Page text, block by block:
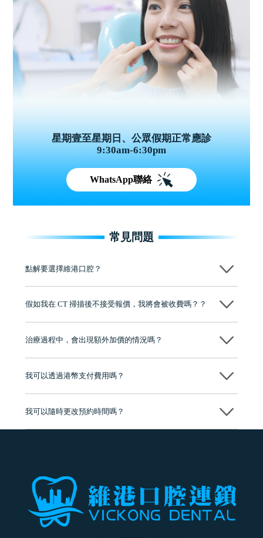
星期壹至星期日、公眾假期正常應診
9:30am-6:30pm
WhatsApp聯絡
常見問題
點解要選擇維港口腔？
維港口腔踐行「醫道濟世」的大學校訓，各分院匯聚來自香港、內地的
牌」、「2025香港企業領袖品牌」，是諾貝爾種植系統全球放心植牙中
至今已服務超過三十個國家和地區的顧客，受到粵港澳大灣區及周邊城
市市民極高的口碑評價及信任推薦 珠海、深圳設有八大分院，香港亦設
有咨詢及服務保障中心，有任何問題都可以隨時預約免費咨詢，讓人十
假如我在 CT 掃描後不接受報價，我將會被收費嗎？？
治療過程中，會出現額外加價的情況嗎？
我可以透過港幣支付費用嗎？
我可以隨時更改預約時間嗎？
可以，請盡早通過wechat或whatsapp聯絡我們，告知我們你原本預約的